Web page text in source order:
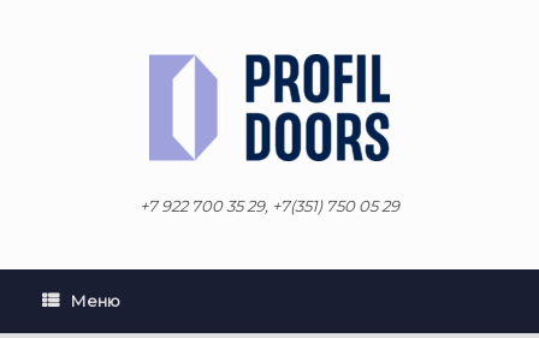
+7 922 700 35 29, +7(351) 750 05 29
Меню